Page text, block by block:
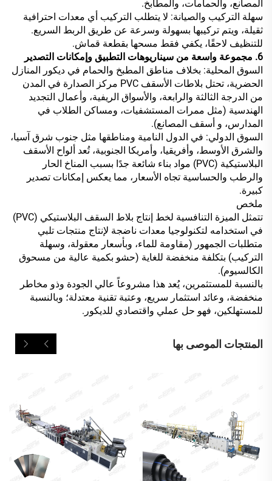
المصانع، والحمامات، والمطابخ.
سهلة التركيب والصيانة: لا يتطلب التركيب أي معدات احترافية
ثقيلة، ويتم تركيبها بسهولة وسرعة عن طريق الربط السريع.
للتنظيف لاحقًا، يكفي فقط مسحها بقطعة قماش.
6. مجموعة واسعة من سيناريوهات التطبيق وإمكانات التصدير
السوق المحلية: بخلاف مناطق المطبخ والحمام في ديكور المنازل
الحضرية، تحتل بلاطات الأسقف PVC مركز الصدارة في المدن
من الدرجة الثالثة والرابعة، والأسواق الريفية، وأعمال التجديد
الهندسية (مثل ممرات المستشفيات، ومساكن الطلاب في
المدارس، و أسقف المصانع).
السوق الدولي: في الدول النامية ومناطقها مثل جنوب شرق آسيا،
والشرق الأوسط، وأفريقيا، وأمريكا الجنوبية، تُعد ألواح الأسقف
البلاستيكية (PVC) مواد بناء شائعة جدًا بسبب المناخ الحار
والرطب والحساسية تجاه الأسعار، مما يعكس إمكانات تصدير
كبيرة.
ملخص
تتمثل الميزة التنافسية لخط إنتاج بلاط السقف البلاستيكي (PVC)
في استخدامه لتكنولوجيا معدات ناضجة لإنتاج منتجات تلبي
متطلبات الجمهور (مقاومة للماء، وبأسعار معقولة، وسهلة
التركيب) بتكلفة منخفضة للغاية (حشو بكمية عالية من مسحوق
الكالسيوم).
بالنسبة للمستثمرين، يُعد هذا مشروعاً عالي الجودة وذو مخاطر
منخفضة، وعائد استثمار سريع، وعتبة تقنية معتدلة؛ وبالنسبة
للمستهلكين، فهو حل عملي واقتصادي للديكور.
المنتجات الموصى بها